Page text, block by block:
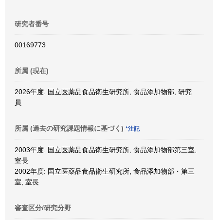
研究者番号
00169773
所属 (現在)
2026年度: 国立医薬品食品衛生研究所, 食品添加物部, 研究
員
所属 (過去の研究課題情報に基づく) *注記
2003年度: 国立医薬品食品衛生研究所, 食品添加物部第三室,
室長
2002年度: 国立医薬品食品衛生研究所, 食品添加物部・第三
室, 室長
審査区分/研究分野